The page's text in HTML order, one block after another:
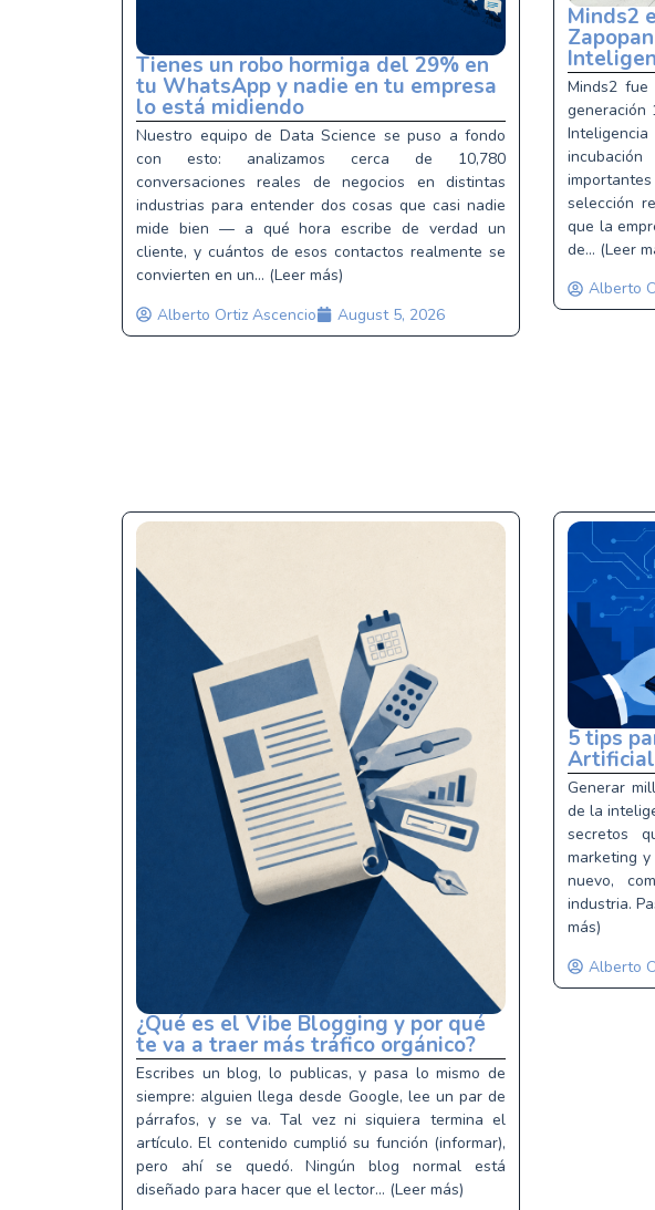
Tienes un robo hormiga del 29% en
tu WhatsApp y nadie en tu empresa
lo está midiendo
Nuestro equipo de Data Science se puso a fondo
con esto: analizamos cerca de 10,780
conversaciones reales de negocios en distintas
industrias para entender dos cosas que casi nadie
mide bien — a qué hora escribe de verdad un
cliente, y cuántos de esos contactos realmente se
convierten en un... (Leer más)
Alberto Ortiz Ascencio
August 5, 2026
Minds2
Minds2
generación
selección
que la
de... (Leer
Alberto
¿Qué es el Vibe Blogging y por qué
te va a traer más tráfico orgánico?
Escribes un blog, lo publicas, y pasa lo mismo de
siempre: alguien llega desde Google, lee un par de
párrafos, y se va. Tal vez ni siquiera termina el
artículo. El contenido cumplió su función (informar),
pero ahí se quedó. Ningún blog normal está
diseñado para hacer que el lector... (Leer más)
5 tips
Generar
de la
secretos
marketing
nuevo,
industria.
más)
Alberto